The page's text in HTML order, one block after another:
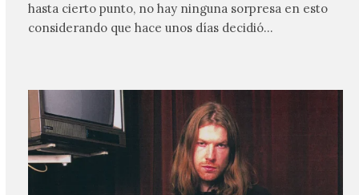
hasta cierto punto, no hay ninguna sorpresa en esto
considerando que hace unos días decidió…